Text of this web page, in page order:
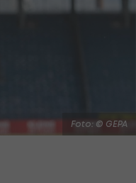
Foto: © GEPA